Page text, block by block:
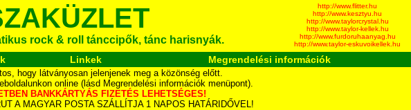
rock & roll tánccipők, tánc harisnyák.
http://www.flitter.hu
http://www.kesztyu.hu
http://www.taylorcrystal.hu
http://www.taylor-kellek.hu
http://www.furdoruhaanyag.hu
http://www.taylor-eskuvoikellek.hu
Linkek Megrendelési információk
hogy látványosan jelenjenek meg a közönség előtt.
online (lásd Megrendelési információk menüpont).
BANKKÁRTYÁS FIZETÉS LEHETSÉGES!
A MAGYAR POSTA SZÁLLÍTJA 1 NAPOS HATÁRIDŐVEL!